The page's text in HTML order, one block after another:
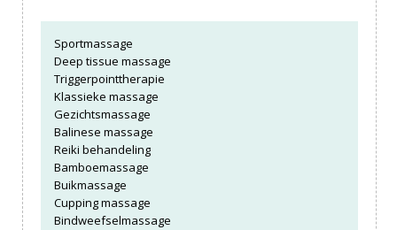
Sportmassage
Deep tissue massage
Triggerpointtherapie
Klassieke massage
Gezichtsmassage
Balinese massage
Reiki behandeling
Bamboemassage
Buikmassage
Cupping massage
Bindweefselmassage